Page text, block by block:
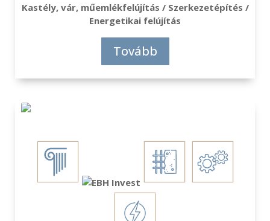
Kastély, vár, műemlékfelújítás / Szerkezetépítés /
Energetikai felújítás
Tovább